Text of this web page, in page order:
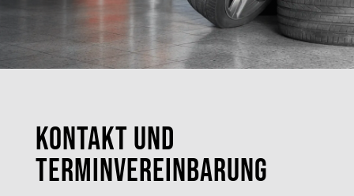
Kontakt und
Terminvereinbarung